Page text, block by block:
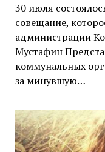
30 июля
совещание,
администрации
Мустафин
коммунальных
за минувшую…